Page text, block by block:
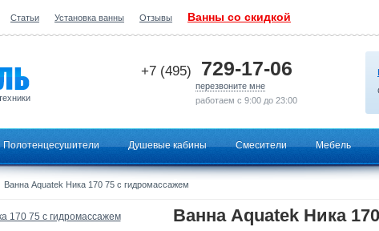
Статьи Установка ванны Отзывы Ванны со скидкой
+7 (495) 729-17-06
перезвоните мне
работаем с 9:00 до 23:00
Полотенцесушители Душевые кабины Смесители Мебель
Ванна Aquatek Ника 170 75 с гидромассажем
Ванна Aquatek Ника